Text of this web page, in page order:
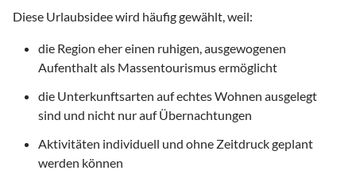
Diese Urlaubsidee wird häufig gewählt, weil:
die Region eher einen ruhigen, ausgewogenen
Aufenthalt als Massentourismus ermöglicht
die Unterkunftsarten auf echtes Wohnen ausgelegt
sind und nicht nur auf Übernachtungen
Aktivitäten individuell und ohne Zeitdruck geplant
werden können